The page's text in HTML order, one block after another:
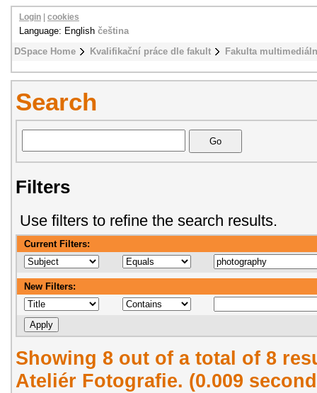
DSpace Home Kvalifikační práce dle fakult Fakulta
Login cookies
Language: English čeština
Search
Filters
Use filters to refine the search results.
Current Filters:
New Filters:
Showing 8 out of a total of 8
Ateliér Fotografie. (0.009